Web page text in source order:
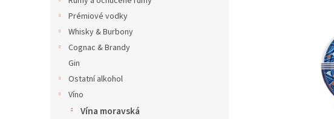
Prémiové vodky
Whisky & Burbony
Cognac & Brandy
Gin
Ostatní alkohol
Víno
Vína moravská